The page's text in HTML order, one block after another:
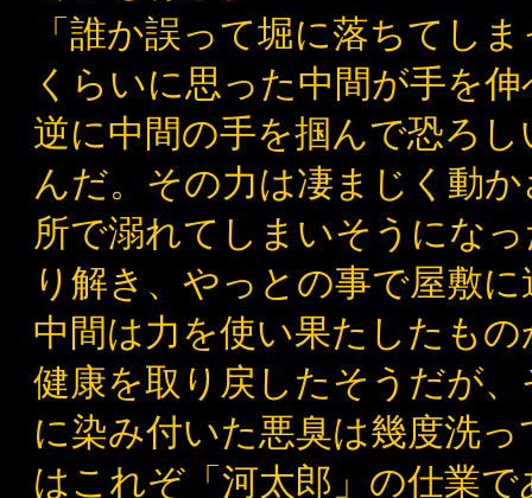
「誰か誤って堀に落ちてし
くらいに思った中間が手を
逆に中間の手を掴んで恐ろ
んだ。その力は凄まじく動
所で溺れてしまいそうにな
り解き、やっとの事で屋敷
中間は力を使い果たしたも
健康を取り戻したそうだが
に染み付いた悪臭は幾度洗
はこれぞ「河太郎」の仕業